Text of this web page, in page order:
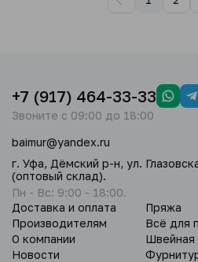
Доставка и оплата
Производителям
О компании
Новости
Пряжа
Всё для
Швейная
+7 (917) 464-33-33
Звоните с 09:00 до 18:00
baimur@yandex.ru
г. Уфа, Дёмский р-н, ул.
(оптовый склад).
Пн - Вс: 9:00 - 18:00.